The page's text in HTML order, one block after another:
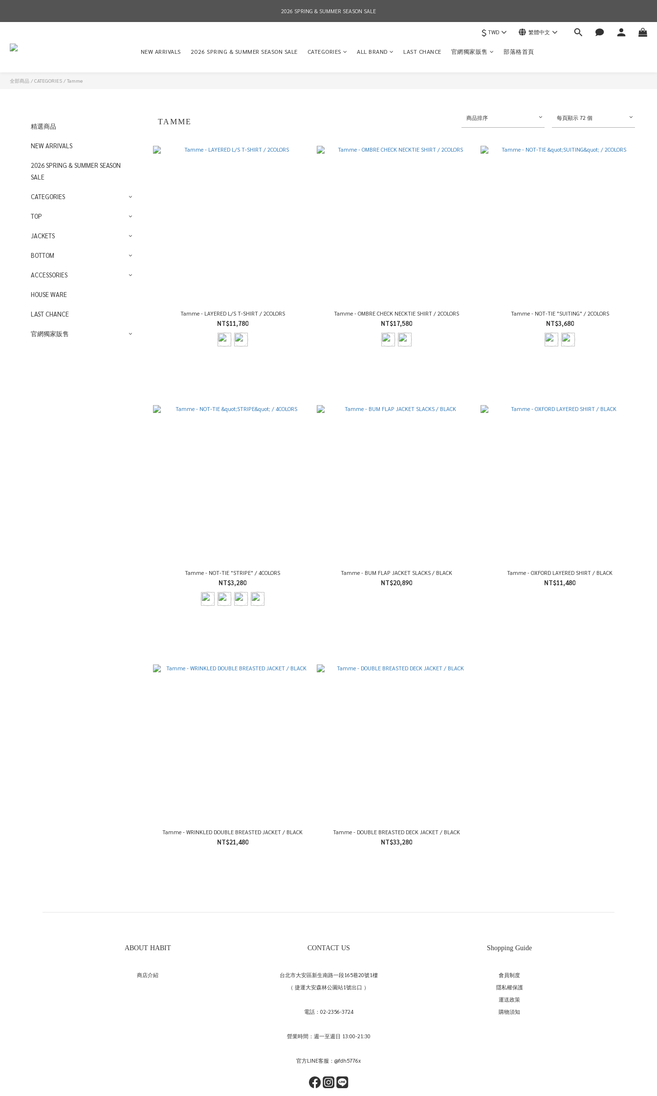
2026 SPRING & SUMMER SEASON SALE
2026 SPRING & SUMMER SEASON SALE
2026 SPRING & SUMMER SEASON SALE
$ TWD 繁體中文
NEW ARRIVALS 2026 SPRING & SUMMER SEASON SALE CATEGORIES ALL BRAND LAST CHANCE 官網獨家販售 部落格首頁
全部商品 /CATEGORIES /Tamme
精選商品
NEW ARRIVALS
2026 SPRING & SUMMER SEASON
SALE
CATEGORIES
TOP
JACKETS
BOTTOM
ACCESSORIES
HOUSE WARE
LAST CHANCE
官網獨家販售
TAMME 商品排序 每頁顯示 72 個
Tamme - LAYERED L/S T-SHIRT / 2COLORS
NT$11,780
Tamme - OMBRE CHECK NECKTIE SHIRT / 2COLORS
NT$17,580
Tamme - NOT-TIE "SUITING" / 2COLORS
NT$3,680
Tamme - NOT-TIE "STRIPE" / 4COLORS
NT$3,280
Tamme - BUM FLAP JACKET SLACKS / BLACK
NT$20,890
Tamme - OXFORD LAYERED SHIRT / BLACK
NT$11,480
Tamme - WRINKLED DOUBLE BREASTED JACKET / BLACK
NT$21,480
Tamme - DOUBLE BREASTED DECK JACKET / BLACK
NT$33,280
ABOUT HABIT
商店介紹
CONTACT US
台北市大安區新生南路一段165巷20號1樓
（ 捷運大安森林公園站1號出口 ）
電話：02-2356-3724
營業時間：週一至週日 13:00-21:30
官方LINE客服：@fdh5776x
Shopping Guide
會員制度
隱私權保護
運送政策
購物須知